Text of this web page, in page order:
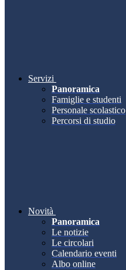
Servizi
Panoramica
Famiglie e studenti
Personale scolastico
Percorsi di studio
Novità
Panoramica
Le notizie
Le circolari
Calendario eventi
Albo online